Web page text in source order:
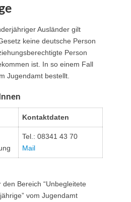
Ausländer gilt
keine deutsche Person
Person
ist. In so einem Fall
Jugendamt bestellt.
Kontaktdaten
Tel.: 08341 43 70
Mail
Bereich “Unbegleitete
vom Jugendamt